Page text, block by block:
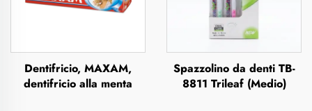
Dentifricio, MAXAM,
dentifricio alla menta
Spazzolino da denti TB-
8811 Trileaf (Medio)